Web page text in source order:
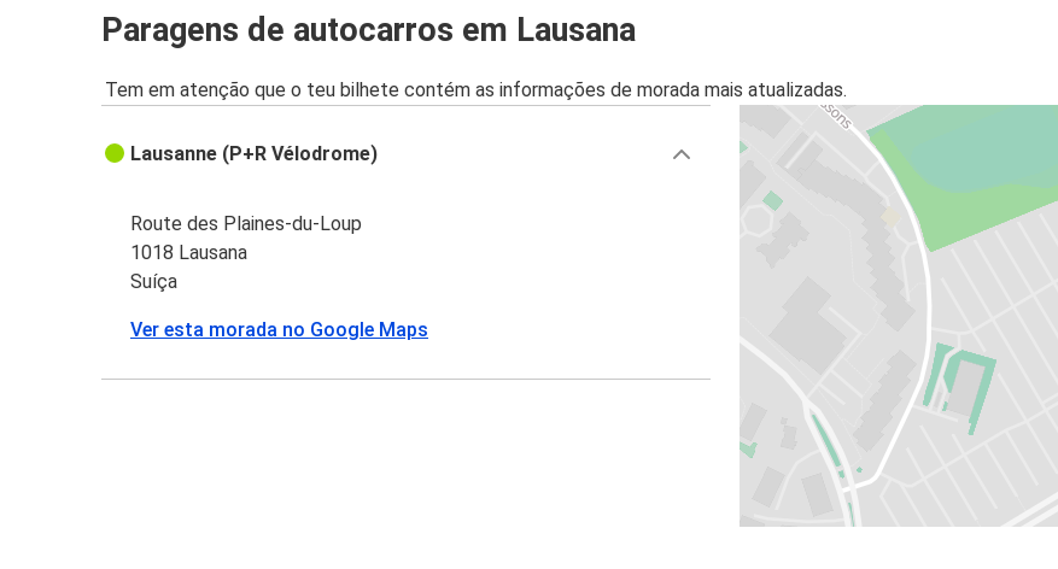
Paragens de autocarros em Lausana
Tem em atenção que o teu bilhete contém as informações de morada mais atualizadas.
Lausanne (P+R Vélodrome)
Route des Plaines-du-Loup
1018 Lausana
Suíça
Ver esta morada no Google Maps